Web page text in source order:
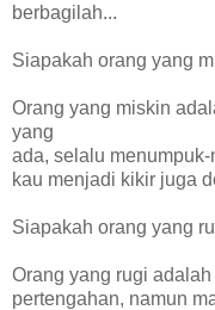
berbagilah...
Siapakah orang yang
Orang yang miskin
yang
ada, selalu
kau menjadi kikir juga
Siapakah orang yang
Orang yang rugi
pertengahan, namun